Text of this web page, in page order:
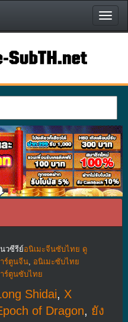
หน้า
แรก
วซีรีย์อนิเมะจีนซับไทย ดู
ร์ตูนจีน, อนิเมะซับไทย
ร์ตูนซับไทย
Shidai, X
of Dragon, ยัง